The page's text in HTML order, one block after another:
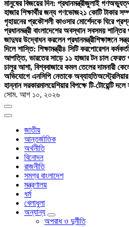
মানুষের বিজয়ের দিন: প্রধানমন্ত্রীজুলাই
হাজার শিক্ষার্থীর জন্য গণভোজ২১ কোটি টাকার
গৃহায়নের প্রকৌশলী কাওসার মোর্শেদকে ঘিরে
প্রধানমন্ত্রী বাংলাদেশের অবস্থান সবসময় শান্তির
জাদুঘর উদ্বোধন করলেন প্রধানমন্ত্রীশিক্ষাঙ্গনে
দিলে শাস্তি: শিক্ষামন্ত্রী৪ সিটি করপোরেশন
আপত্তি, ভারতের সাড়ে ১১ হাজার টন চাল ফেরত
চালুর আশা, বিশ্ববাজারে কমল তেলের দামনারী
অভিযোগে এনসিপি নেতাকে অব্যাহতি
হান্নান সরকারমালয়েশিয়ার বিপক্ষে টি-টোয়েন্টি দলে
সোম. আগ ১০, ২০২৬
জাতীয়
আন্তর্জাতিক
অর্থনীতি
বিনোদন
রাজনীতি
সমগ্র বাংলাদেশ
মন্ত্রণালয়
ধর্ম
খেলাধুলা
অন্যান্য
অপরাধ ও দুর্নীতি